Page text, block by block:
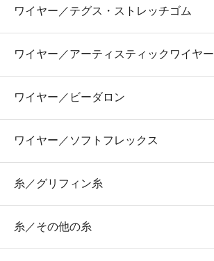
ワイヤー／テグス・ストレッチゴム
ワイヤー／アーティスティックワイヤー
ワイヤー／ビーダロン
ワイヤー／ソフトフレックス
糸／グリフィン糸
糸／その他の糸